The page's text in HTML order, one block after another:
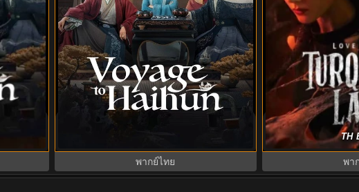
Voyage to Haihun ทะลุเวลาปั้นฮ่องเต้
พากย์ไทย
ครามพิฆาต
Turquoise
TH
พา